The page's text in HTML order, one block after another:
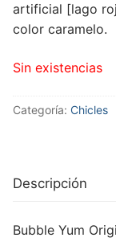
artificial [lago
color caramelo.
Sin existencias
Categoría: Chicles
Descripción
Bubble Yum